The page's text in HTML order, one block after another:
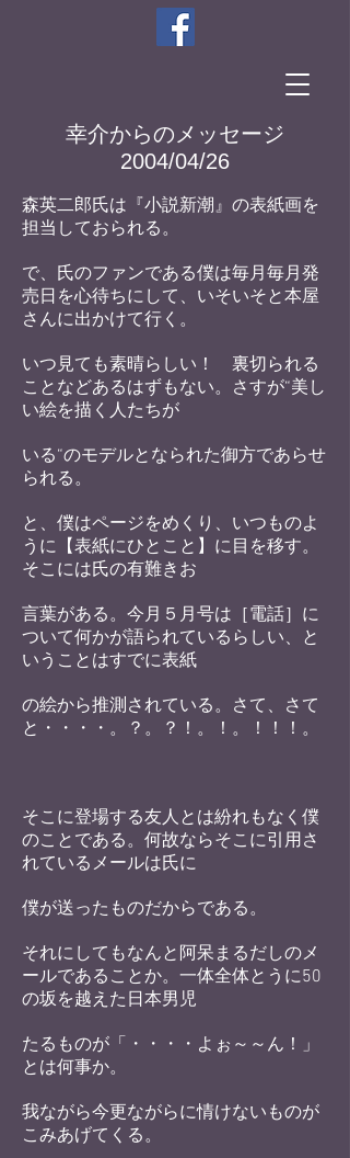
幸介からのメッセージ
2004/04/26
森英二郎氏は『小説新潮』の表紙画を
担当しておられる。
で、氏のファンである僕は毎月毎月発
売日を心待ちにして、いそいそと本屋
さんに出かけて行く。
いつ見ても素晴らしい！ 裏切られる
ことなどあるはずもない。さすが“美し
い絵を描く人たちが
いる“のモデルとなられた御方であらせ
られる。
と、僕はページをめくり、いつものよ
うに【表紙にひとこと】に目を移す。
そこには氏の有難きお
言葉がある。今月５月号は［電話］に
ついて何かが語られているらしい、と
いうことはすでに表紙
の絵から推測されている。さて、さて
と・・・・。？。？！。
！。！！！。
そこに登場する友人とは紛れもなく僕
のことである。何故ならそこに引用さ
れているメールは氏に
僕が送ったものだからである。
それにしてもなんと阿呆まるだしのメ
ールであることか。一体全体とうに50
の坂を越えた日本男児
たるものが「・・・・よぉ～～ん！」
とは何事か。
我ながら今更ながらに情けないものが
こみあげてくる。